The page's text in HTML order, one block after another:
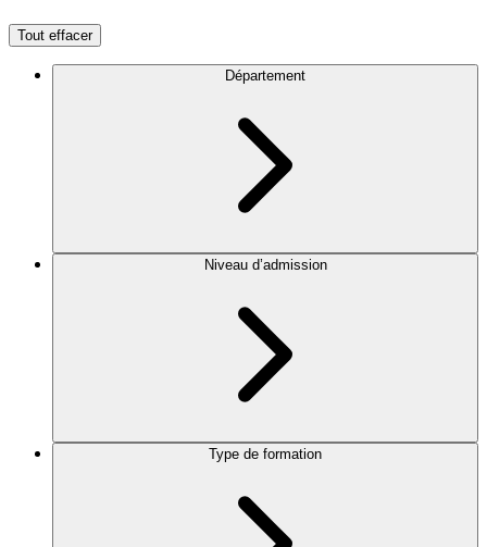
Tout effacer
Département
Niveau d’admission
Type de formation